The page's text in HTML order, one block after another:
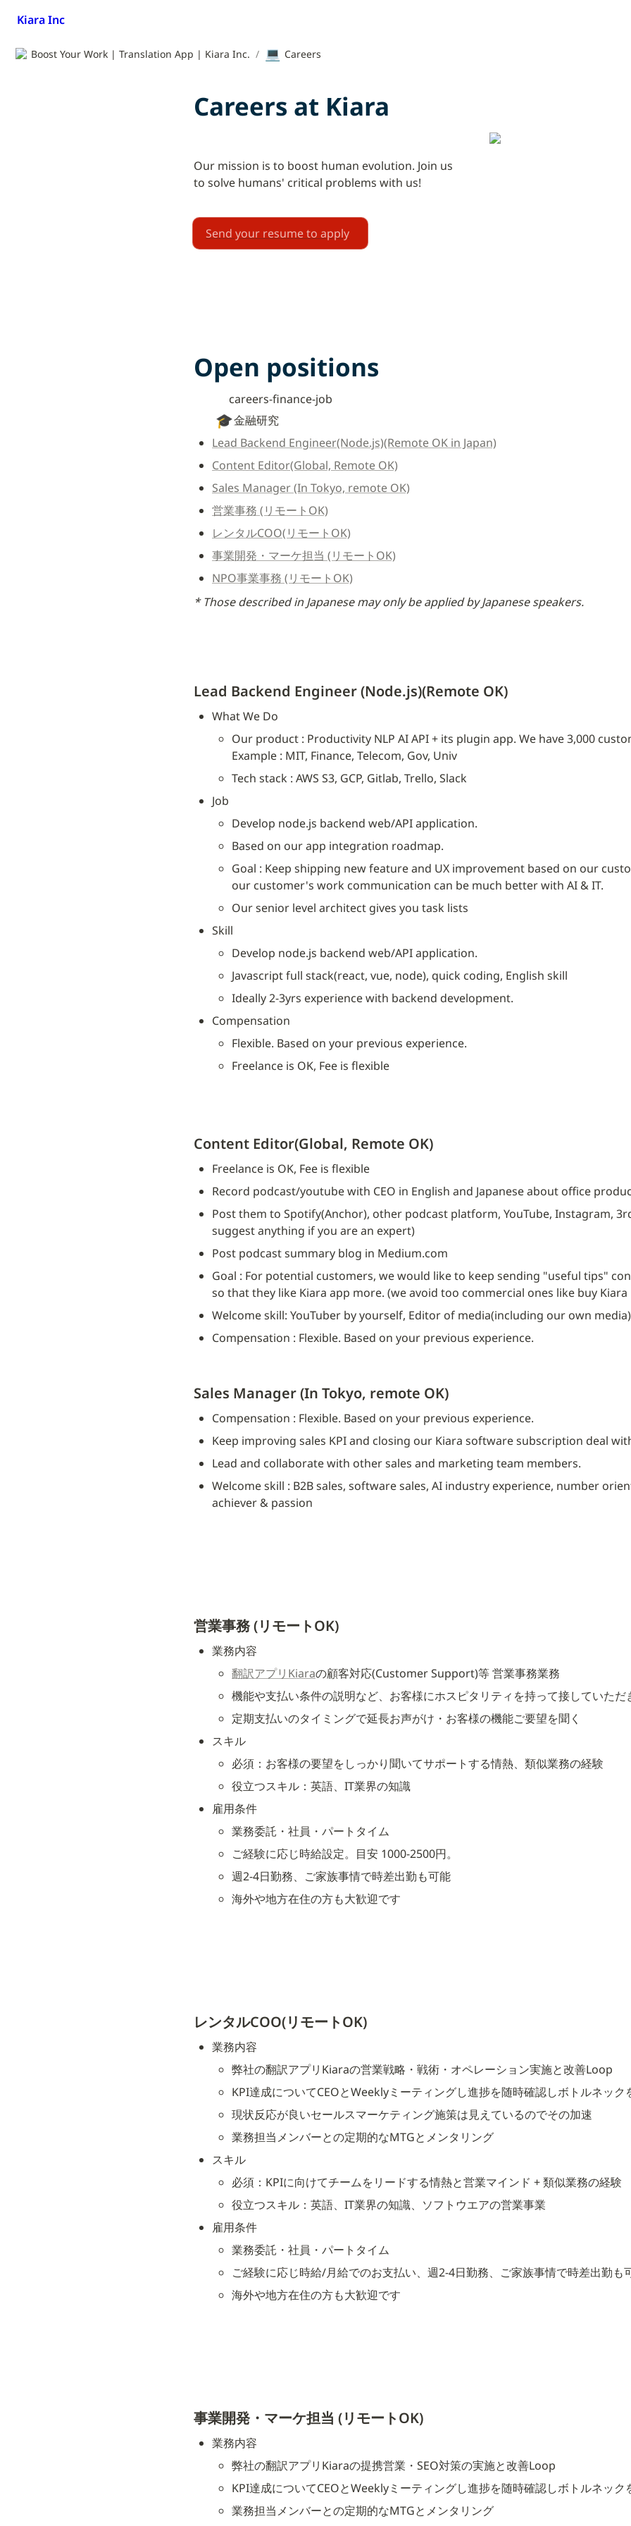
Kiara Inc
Boost Your Work | Translation App | Kiara Inc. / 💻 Careers
Careers at Kiara
Our mission is to boost human evolution. Join us
to solve humans' critical problems with us!
Send your resume to apply
Open positions
careers-finance-job
🎓金融研究
Lead Backend Engineer(Node.js)(Remote OK in Japan)
Content Editor(Global, Remote OK)
Sales Manager (In Tokyo, remote OK)
営業事務 (リモートOK)
レンタルCOO(リモートOK)
事業開発・マーケ担当 (リモートOK)
NPO事業事務 (リモートOK)
* Those described in Japanese may only be applied by Japanese speakers.
Lead Backend Engineer (Node.js)(Remote OK)
What We Do
Our product : Productivity NLP AI API + its plugin app. We have 3,000
Example : MIT, Finance, Telecom, Gov, Univ
Tech stack : AWS S3, GCP, Gitlab, Trello, Slack
Job
Develop node.js backend web/API application.
Based on our app integration roadmap.
Goal : Keep shipping new feature and UX improvement based on our
our customer's work communication can be much better with AI & IT.
Our senior level architect gives you task lists
Skill
Develop node.js backend web/API application.
Javascript full stack(react, vue, node), quick coding, English skill
Ideally 2-3yrs experience with backend development.
Compensation
Flexible. Based on your previous experience.
Freelance is OK, Fee is flexible
Content Editor(Global, Remote OK)
Freelance is OK, Fee is flexible
Record podcast/youtube with CEO in English and Japanese about office
Post them to Spotify(Anchor), other podcast platform, YouTube, Instagram,
suggest anything if you are an expert)
Post podcast summary blog in Medium.com
Goal : For potential customers, we would like to keep sending "useful tips"
so that they like Kiara app more. (we avoid too commercial ones like buy Kiara
Welcome skill: YouTuber by yourself, Editor of media(including our own media)
Compensation : Flexible. Based on your previous experience.
Sales Manager (In Tokyo, remote OK)
Compensation : Flexible. Based on your previous experience.
Keep improving sales KPI and closing our Kiara software subscription deal
Lead and collaborate with other sales and marketing team members.
Welcome skill : B2B sales, software sales, AI industry experience, number
achiever & passion
営業事務 (リモートOK)
業務内容
翻訳アプリKiaraの顧客対応(Customer Support)等 営業事務業務
機能や支払い条件の説明など、お客様にホスピタリティを持って接していただ
定期支払いのタイミングで延長お声がけ・お客様の機能ご要望を聞く
スキル
必須：お客様の要望をしっかり聞いてサポートする情熱、類似業務の経験
役立つスキル：英語、IT業界の知識
雇用条件
業務委託・社員・パートタイム
ご経験に応じ時給設定。目安 1000-2500円。
週2-4日勤務、ご家族事情で時差出勤も可能
海外や地方在住の方も大歓迎です
レンタルCOO(リモートOK)
業務内容
弊社の翻訳アプリKiaraの営業戦略・戦術・オペレーション実施と改善Loop
KPI達成についてCEOとWeeklyミーティングし進捗を随時確認しボトルネック
現状反応が良いセールスマーケティング施策は見えているのでその加速
業務担当メンバーとの定期的なMTGとメンタリング
スキル
必須：KPIに向けてチームをリードする情熱と営業マインド + 類似業務の経験
役立つスキル：英語、IT業界の知識、ソフトウエアの営業事業
雇用条件
業務委託・社員・パートタイム
ご経験に応じ時給/月給でのお支払い、週2-4日勤務、ご家族事情で時差出勤も
海外や地方在住の方も大歓迎です
事業開発・マーケ担当 (リモートOK)
業務内容
弊社の翻訳アプリKiaraの提携営業・SEO対策の実施と改善Loop
KPI達成についてCEOとWeeklyミーティングし進捗を随時確認しボトルネック
業務担当メンバーとの定期的なMTGとメンタリング